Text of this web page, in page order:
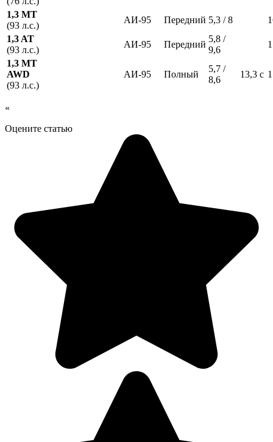
1,3 MT
(93 л.с.)
АИ-95 Передний 5,3 / 8
1,3 AT
(93 л.с.)
АИ-95 Передний
5,8 /
9,6
1,3 MT
AWD
(93 л.с.)
АИ-95 Полный
5,7 /
8,6
13,3 с
«
Оцените статью